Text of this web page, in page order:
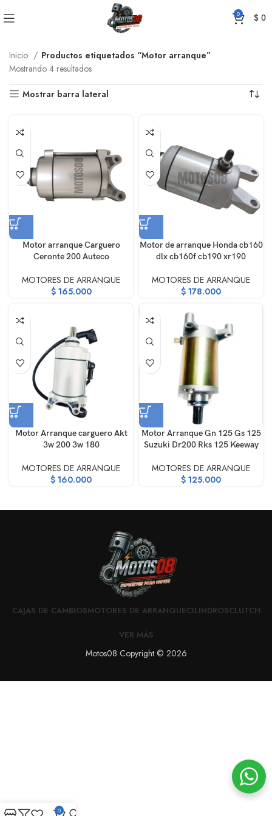
0 $0
Inicio
Productos etiquetados “Motor arranque”
Mostrando 4 resultados
Mostrar barra lateral
Motor arranque Carguero
Ceronte 200 Auteco
MOTORES DE ARRANQUE
$165.000
Motor de arranque Honda cb160
dlx cb160f cb190 xr190
MOTORES DE ARRANQUE
$ 178.000
Motor Arranque carguero Akt
3w 200 3w 180
MOTORES DE ARRANQUE
$ 160.000
Motor Arranque Gn 125 Gs 125
Suzuki Dr200 Rks 125 Keeway
MOTORES DE ARRANQUE
$ 125.000
CAJAS DE CAMBIOSMOTORES DE ARRANQUECILINDROSCLUTCH
VER MÁS
Motos08 Copyright © 2026
0